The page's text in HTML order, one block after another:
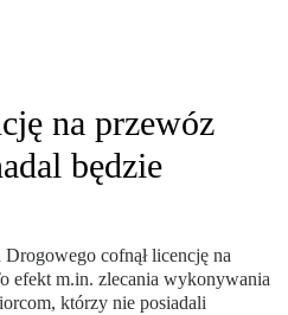
na przewóz
będzie
cofnął licencję na
efekt m.in. zlecania wykonywania
którzy nie posiadali